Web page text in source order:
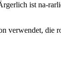
ist na-
verwendet, die